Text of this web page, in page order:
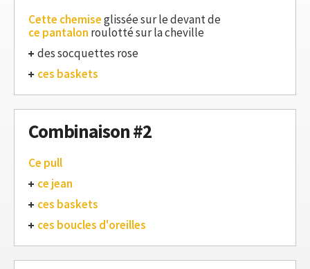
Cette chemiseglissée sur le devant de
ce pantalon roulotté sur la cheville
des socquettes rose
ces baskets
Combinaison #2
Ce pull
ce jean
ces baskets
ces boucles d'oreilles